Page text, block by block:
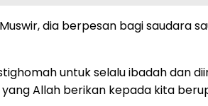
dia berpesan bagi
untuk selalu ibadah dan
Allah berikan kepada kita